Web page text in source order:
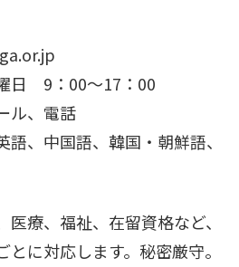
日 9：00～17：00
ル、電話
、中国語、韓国・朝鮮語、
療、福祉、在留資格など、
に対応します。秘密厳守。